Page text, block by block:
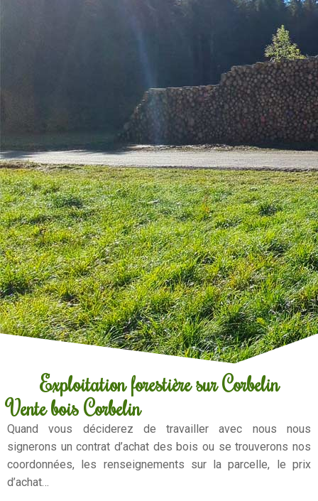
Exploitation forestière sur Corbelin
Vente bois Corbelin
Quand vous déciderez de travailler avec nous nous
signerons un contrat d’achat des bois ou se trouverons nos
coordonnées, les renseignements sur la parcelle, le prix
d’achat…